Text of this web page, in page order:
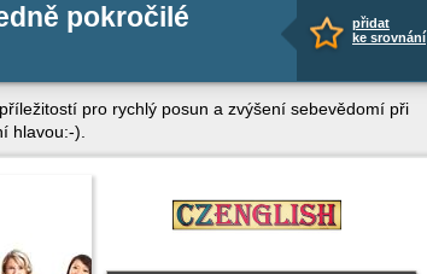
přidat
ke srovnání
pokročilé
pro rychlý posun a zvýšení sebevědomí při
hlavou:-).